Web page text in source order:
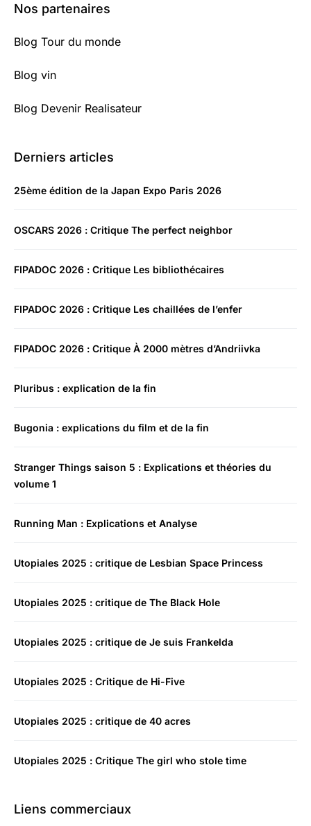
Nos partenaires
Blog Tour du monde
Blog vin
Blog Devenir Realisateur
Derniers articles
25ème édition de la Japan Expo Paris 2026
OSCARS 2026 : Critique The perfect neighbor
FIPADOC 2026 : Critique Les bibliothécaires
FIPADOC 2026 : Critique Les chaillées de l’enfer
FIPADOC 2026 : Critique À 2000 mètres d’Andriivka
Pluribus : explication de la fin
Bugonia : explications du film et de la fin
Stranger Things saison 5 : Explications et théories du
volume 1
Running Man : Explications et Analyse
Utopiales 2025 : critique de Lesbian Space Princess
Utopiales 2025 : critique de The Black Hole
Utopiales 2025 : critique de Je suis Frankelda
Utopiales 2025 : Critique de Hi-Five
Utopiales 2025 : critique de 40 acres
Utopiales 2025 : Critique The girl who stole time
Liens commerciaux